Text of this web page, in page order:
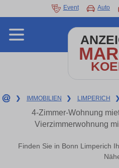
Event Auto
❯ IMMOBILIEN ❯ LIMPERICH ❯
4-Zimmer-Wohnung
Vierzimmerwohnung
Finden Sie in Bonn Limperich